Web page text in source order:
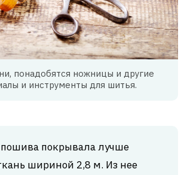
понадобятся ножницы и другие
и инструменты для шитья.
покрывала лучше
шириной 2,8 м. Из нее